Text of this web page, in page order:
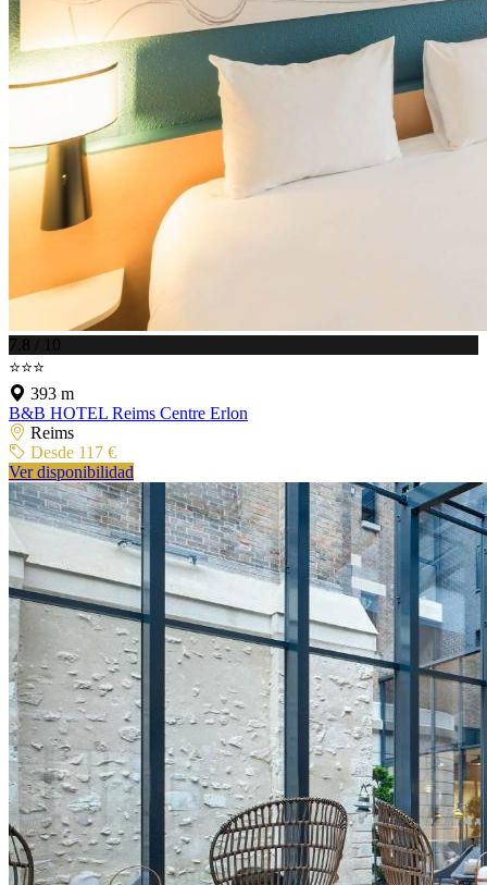
7.8 / 10
⭐⭐⭐
393 m
B&B HOTEL Reims Centre Erlon
Reims
Desde 117 €
Ver disponibilidad